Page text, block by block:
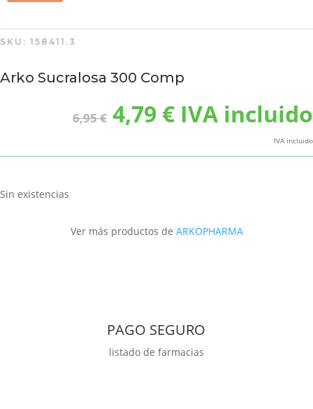
SKU: 158411.3
Arko Sucralosa 300 Comp
6,95€ El
precio
era:
4,79 €El
precio
es:
IVA incluido
IVA incluido
Sin existencias
Ver más productos de ARKOPHARMA
PAGO SEGURO
listado de farmacias